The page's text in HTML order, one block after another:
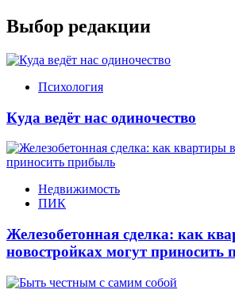
Выбор редакции
Психология
Куда ведёт нас одиночество
Недвижимость
ПИК
Железобетонная сделка: как
новостройках могут приносить